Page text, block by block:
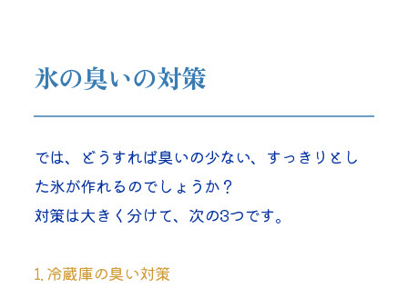
氷の臭いの対策
では、どうすれば臭いの少ない、すっきりとし
た氷が作れるのでしょうか？
対策は大きく分けて、次の3つです。
1. 冷蔵庫の臭い対策